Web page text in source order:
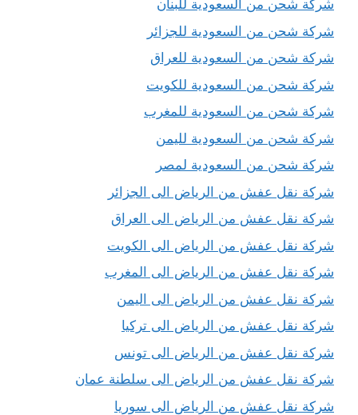
شركة شحن من السعودية للبنان
شركة شحن من السعودية للجزائر
شركة شحن من السعودية للعراق
شركة شحن من السعودية للكويت
شركة شحن من السعودية للمغرب
شركة شحن من السعودية لليمن
شركة شحن من السعودية لمصر
شركة نقل عفش من الرياض الى الجزائر
شركة نقل عفش من الرياض الى العراق
شركة نقل عفش من الرياض الى الكويت
شركة نقل عفش من الرياض الى المغرب
شركة نقل عفش من الرياض الى اليمن
شركة نقل عفش من الرياض الى تركيا
شركة نقل عفش من الرياض الى تونس
شركة نقل عفش من الرياض الى سلطنة عمان
شركة نقل عفش من الرياض الى سوريا